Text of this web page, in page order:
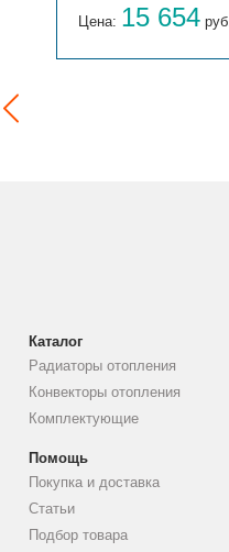
Цена: 15 654 руб.
Каталог
Радиаторы отопления
Конвекторы отопления
Комплектующие
Помощь
Покупка и доставка
Статьи
Подбор товара